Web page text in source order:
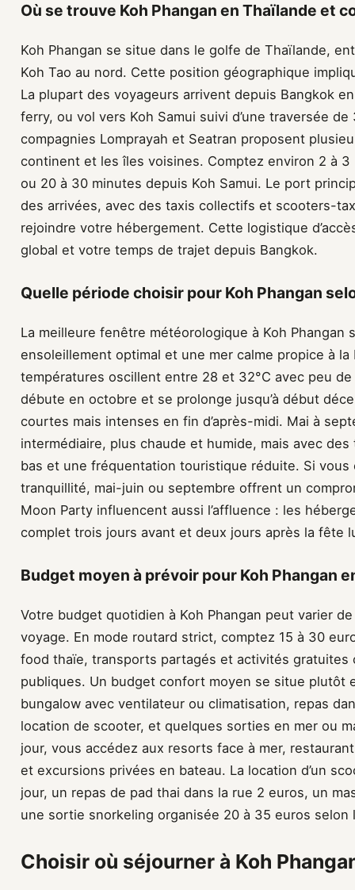
Où se trouve Koh Phangan en Thaïlande et
Koh Phangan se situe dans le golfe de Thaïlande,
Koh Tao au nord. Cette position géographique
La plupart des voyageurs arrivent depuis Bangkok
ferry, ou vol vers Koh Samui suivi d’une traversée
compagnies Lomprayah et Seatran proposent
continent et les îles voisines. Comptez environ 2 à
ou 20 à 30 minutes depuis Koh Samui. Le port
des arrivées, avec des taxis collectifs et scooters-
rejoindre votre hébergement. Cette logistique
global et votre temps de trajet depuis Bangkok.
Quelle période choisir pour Koh Phangan
La meilleure fenêtre météorologique à Koh Phangan
ensoleillement optimal et une mer calme propice à
températures oscillent entre 28 et 32°C avec peu
débute en octobre et se prolonge jusqu’à début
courtes mais intenses en fin d’après-midi. Mai à
intermédiaire, plus chaude et humide, mais avec
bas et une fréquentation touristique réduite. Si
tranquillité, mai-juin ou septembre offrent un
Moon Party influencent aussi l’affluence : les
complet trois jours avant et deux jours après la fête
Budget moyen à prévoir pour Koh Phangan
Votre budget quotidien à Koh Phangan peut varier
voyage. En mode routard strict, comptez 15 à 30
food thaïe, transports partagés et activités gratuites
publiques. Un budget confort moyen se situe plutôt
bungalow avec ventilateur ou climatisation, repas
location de scooter, et quelques sorties en mer ou
jour, vous accédez aux resorts face à mer,
et excursions privées en bateau. La location d’un
jour, un repas de pad thai dans la rue 2 euros, un
une sortie snorkeling organisée 20 à 35 euros selon
Choisir où séjourner à Koh